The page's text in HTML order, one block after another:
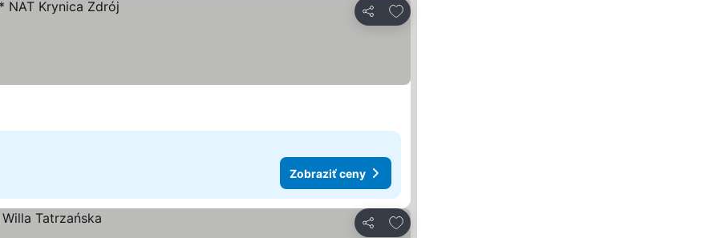
Zdieľať
Pridať do obľúbených
Zobraziť ceny
Zdieľať
Pridať do obľúbených